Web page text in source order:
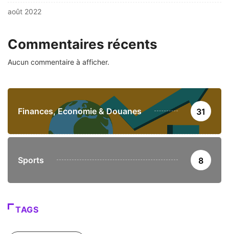
août 2022
Commentaires récents
Aucun commentaire à afficher.
Finances, Economie & Douanes 31
Sports 8
TAGS